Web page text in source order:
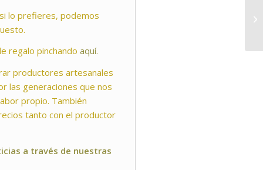
lo prefieres, podemos
regalo pinchandoaquí.
productores artesanales
las generaciones que nos
propio. También
tanto con el productor
a través de nuestras